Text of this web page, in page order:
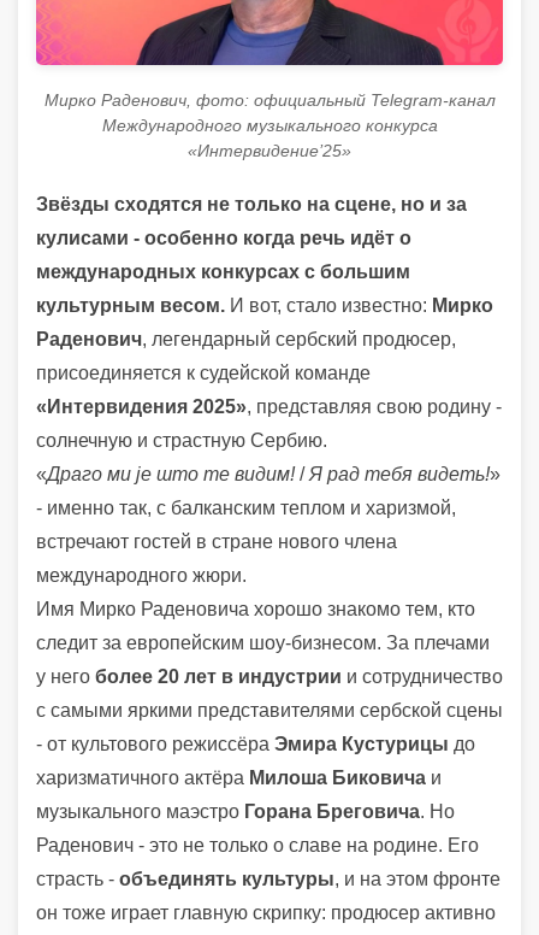
Мирко Раденович, фото: официальный Telegram-канал
Международного музыкального конкурса
«Интервидение’25»
Звёзды сходятся не только на сцене, но и за
кулисами - особенно когда речь идёт о
международных конкурсах с большим
культурным весом. И вот, стало известно: Мирко
Раденович, легендарный сербский продюсер,
присоединяется к судейской команде
«Интервидения 2025», представляя свою родину -
солнечную и страстную Сербию.
«Драго ми је што те видим!/Я рад тебя видеть!»
- именно так, с балканским теплом и харизмой,
встречают гостей в стране нового члена
международного жюри.
Имя Мирко Раденовича хорошо знакомо тем, кто
следит за европейским шоу-бизнесом. За плечами
у него более 20 лет в индустрии и сотрудничество
с самыми яркими представителями сербской сцены
- от культового режиссёра Эмира Кустурицы до
харизматичного актёра Милоша Биковича и
музыкального маэстро Горана Бреговича. Но
Раденович - это не только о славе на родине. Его
страсть - объединять культуры, и на этом фронте
он тоже играет главную скрипку: продюсер активно